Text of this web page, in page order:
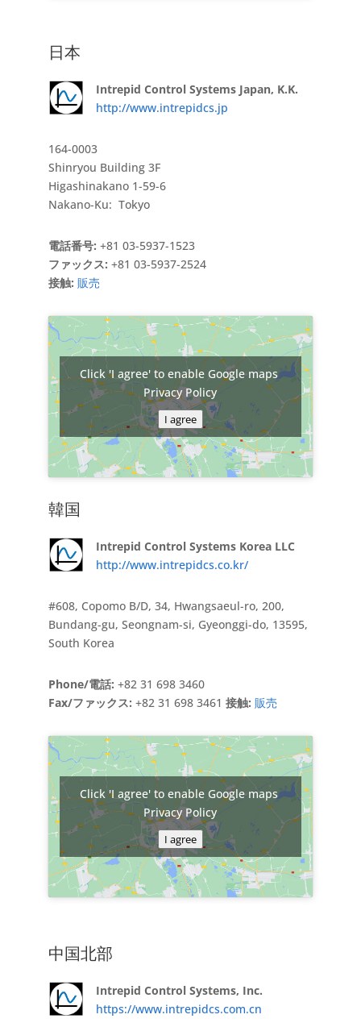
日本
Intrepid Control Systems Japan, K.K.
http://www.intrepidcs.jp
164-0003
Shinryou Building 3F
Higashinakano 1-59-6
Nakano-Ku: Tokyo
電話番号: +81 03-5937-1523
ファックス: +81 03-5937-2524
接触: 販売
Click 'I agree' to enable Google maps
Privacy Policy
I agree
韓国
Intrepid Control Systems Korea LLC
http://www.intrepidcs.co.kr/
#608, Copomo B/D, 34, Hwangsaeul-ro, 200,
Bundang-gu, Seongnam-si, Gyeonggi-do, 13595,
South Korea
Phone/電話: +82 31 698 3460
Fax/ファックス: +82 31 698 3461 接触: 販売
Click 'I agree' to enable Google maps
Privacy Policy
I agree
中国北部
Intrepid Control Systems, Inc.
https://www.intrepidcs.com.cn